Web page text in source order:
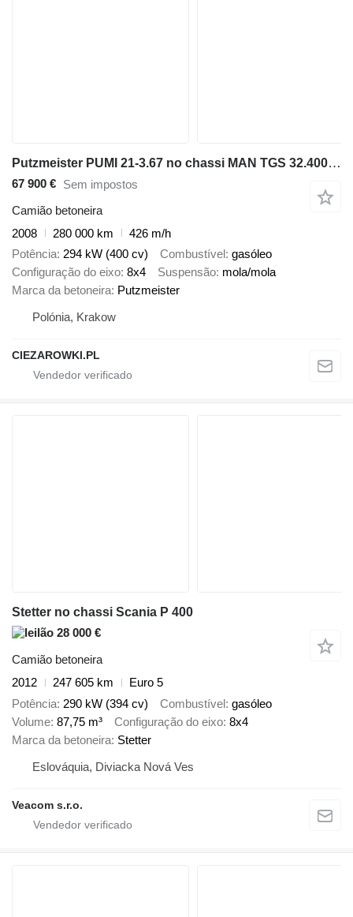
Putzmeister PUMI 21-3.67 no chassi MAN TGS 32.400 8x4 / Putzmeister PUMI 21-3.67 Concrete Mixer Pump /
67 900 € Sem impostos
Camião betoneira
2008
280 000 km
426 m/h
Potência 294 kW (400 cv) Combustível gasóleo
Configuração do eixo 8x4 Suspensão mola/mola
Marca da betoneira Putzmeister
Polónia, Krakow
CIEZAROWKI.PL
Stetter no chassi Scania P 400
28 000 €
Camião betoneira
2012
247 605 km
Euro 5
Potência 290 kW (394 cv) Combustível gasóleo
Volume 87,75 m³ Configuração do eixo 8x4
Marca da betoneira Stetter
Eslováquia, Diviacka Nová Ves
Veacom s.r.o.